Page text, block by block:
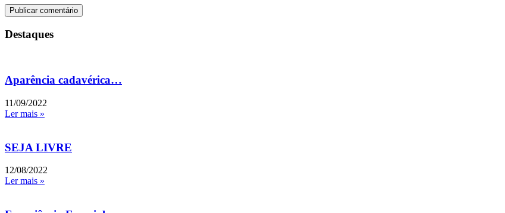
Destaques
Aparência cadavérica…
11/09/2022
Ler mais »
SEJA LIVRE
12/08/2022
Ler mais »